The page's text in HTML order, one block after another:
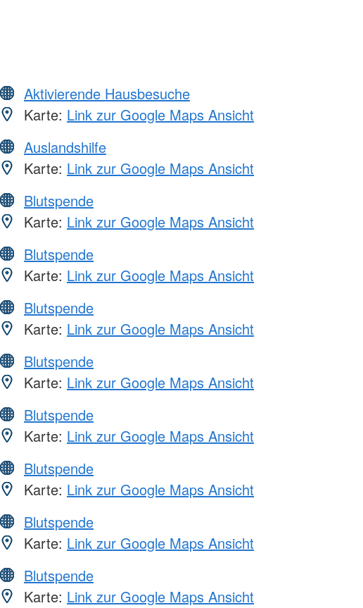
Aktivierende Hausbesuche
Karte: Link zur Google Maps Ansicht
Auslandshilfe
Karte: Link zur Google Maps Ansicht
Blutspende
Karte: Link zur Google Maps Ansicht
Blutspende
Karte: Link zur Google Maps Ansicht
Blutspende
Karte: Link zur Google Maps Ansicht
Blutspende
Karte: Link zur Google Maps Ansicht
Blutspende
Karte: Link zur Google Maps Ansicht
Blutspende
Karte: Link zur Google Maps Ansicht
Blutspende
Karte: Link zur Google Maps Ansicht
Blutspende
Karte: Link zur Google Maps Ansicht